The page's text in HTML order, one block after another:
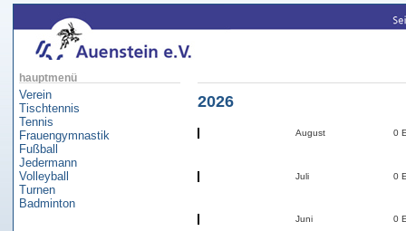
hauptmenü
Verein
Tischtennis
Tennis
Frauengymnastik
Fußball
Jedermann
Volleyball
Turnen
Badminton
2026
August 0
Juli 0
Juni 0